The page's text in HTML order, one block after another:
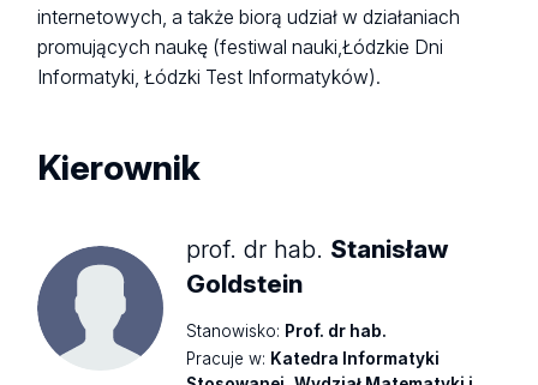
internetowych, a także biorą udział w działaniach
promujących naukę (festiwal nauki,Łódzkie Dni
Informatyki, Łódzki Test Informatyków).
Kierownik
prof. dr hab. Stanisław
Goldstein
Stanowisko: Prof. dr hab.
Pracuje w: Katedra Informatyki